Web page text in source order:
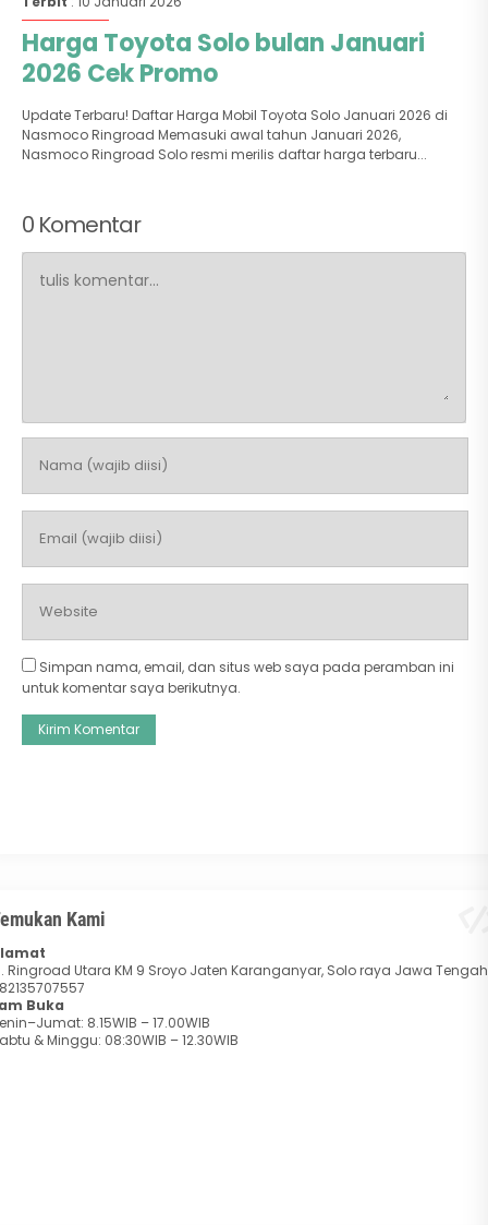
Harga Toyota Solo bulan Januari
2026 Cek Promo
Update Terbaru! Daftar Harga Mobil Toyota Solo Januari 2026 di
Nasmoco Ringroad Memasuki awal tahun Januari 2026,
Nasmoco Ringroad Solo resmi merilis daftar harga terbaru...
0 Komentar
Simpan nama, email, dan situs web saya pada peramban ini
untuk komentar saya berikutnya.
Kami
Ringroad Utara KM 9 Sroyo Jaten Karanganyar, Solo raya Jawa Tengah
Buka
8.15WIB – 17.00WIB
& Minggu: 08:30WIB – 12.30WIB